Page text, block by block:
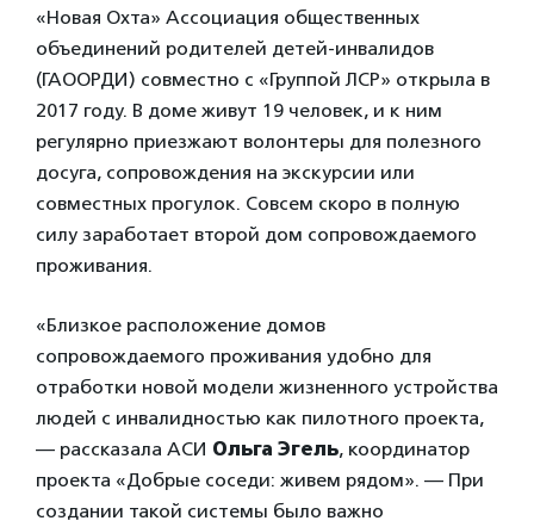
«Новая Охта» Ассоциация общественных
объединений родителей детей-инвалидов
(ГАООРДИ) совместно с «Группой ЛСР» открыла в
2017 году. В доме живут 19 человек, и к ним
регулярно приезжают волонтеры для полезного
досуга, сопровождения на экскурсии или
совместных прогулок. Совсем скоро в полную
силу заработает второй дом сопровождаемого
проживания.
«Близкое расположение домов
сопровождаемого проживания удобно для
отработки новой модели жизненного устройства
людей с инвалидностью как пилотного проекта,
— рассказала АСИ Ольга Эгель, координатор
проекта «Добрые соседи: живем рядом». — При
создании такой системы было важно